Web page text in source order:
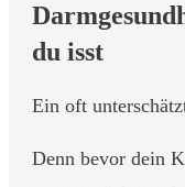
du isst
Ein oft
Denn bevor dein